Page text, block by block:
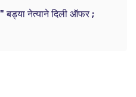
बड्या नेत्याने दिली ऑफर ;